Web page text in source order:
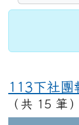
113下社團
（共 15 筆）